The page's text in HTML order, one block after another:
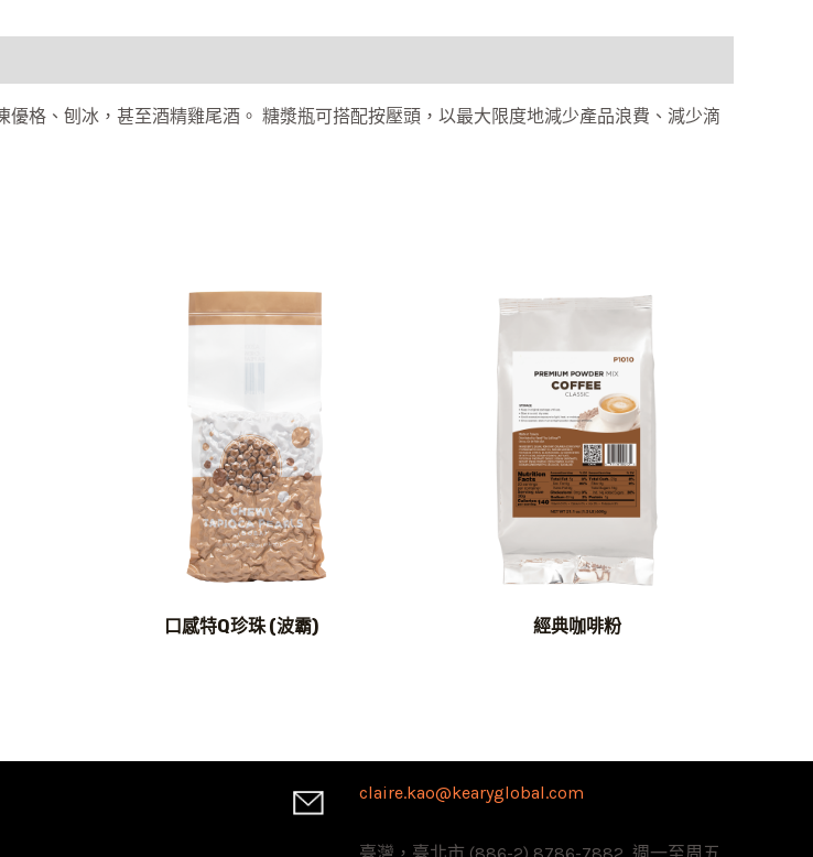
格、刨冰，甚至酒精雞尾酒。 糖漿瓶可搭配按壓頭，以最大限度地減少產品浪費、減少滴
口感特Q珍珠 (波霸) 經典咖啡粉
claire.kao@kearyglobal.com